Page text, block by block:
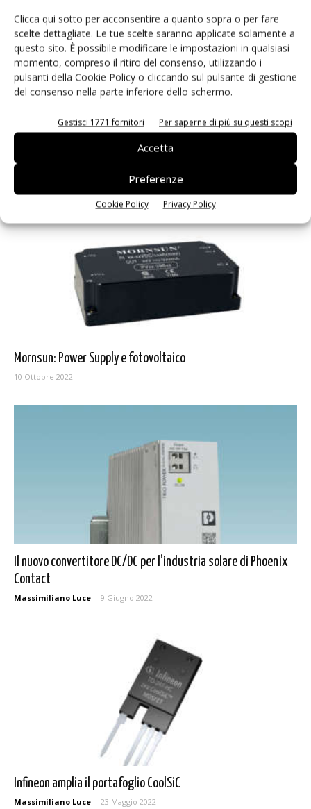
Clicca qui sotto per acconsentire a quanto sopra o per fare
scelte dettagliate. Le tue scelte saranno applicate solamente a
questo sito. È possibile modificare le impostazioni in qualsiasi
momento, compreso il ritiro del consenso, utilizzando i
pulsanti della Cookie Policy o cliccando sul pulsante di gestione
del consenso nella parte inferiore dello schermo.
Gestisci 1771 fornitori Per saperne di più su questi scopi
Accetta
Preferenze
Cookie Policy Privacy Policy
Neutralità carbonica: Ngk investe nel fotovoltaico
25 Gennaio 2023
Mornsun: Power Supply e fotovoltaico
10 Ottobre 2022
Il nuovo convertitore DC/DC per l’industria solare di Phoenix
Contact
Massimiliano Luce - 9 Giugno 2022
Infineon amplia il portafoglio CoolSiC
Massimiliano Luce - 23 Maggio 2022